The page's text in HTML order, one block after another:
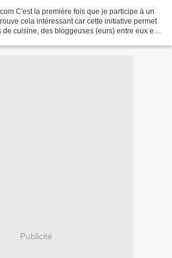
C'est la première fois que je participe à un
cela intéressant car cette initiative permet
cuisine, des bloggeuses (eurs) entre eux et
Publicité